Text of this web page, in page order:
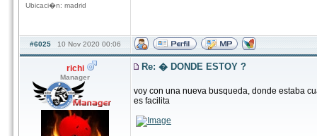
Ubicaci�n: madrid
#6025 10 Nov 2020 00:06
richi
Manager
Re: � DONDE ESTOY ?
voy con una nueva busqueda, donde estaba
es facilita